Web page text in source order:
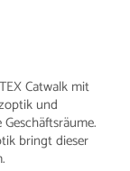
Catwalk mit
und
bringt dieser